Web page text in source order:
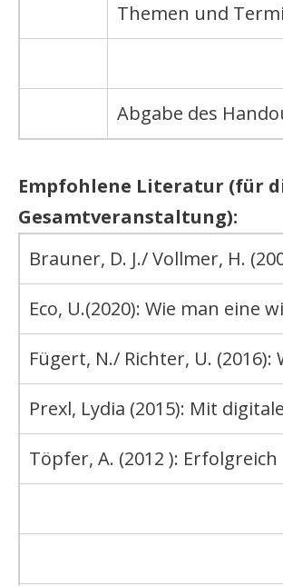
Themen und
Abgabe des
Empfohlene Literatur (für
Gesamtveranstaltung):
Brauner, D. J./ Vollmer, H.
Eco, U.(2020): Wie man
Fügert, N./ Richter, U.
Prexl, Lydia (2015): Mit
Töpfer, A. (2012 ):